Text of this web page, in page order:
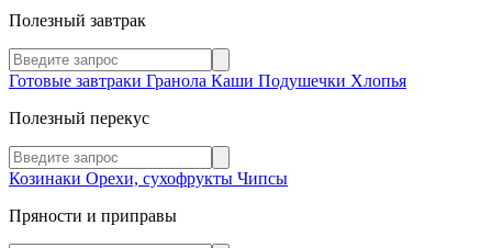
Полезный завтрак
Готовые завтраки Гранола Каши Подушечки Хлопья
Полезный перекус
Козинаки Орехи, сухофрукты Чипсы
Пряности и приправы